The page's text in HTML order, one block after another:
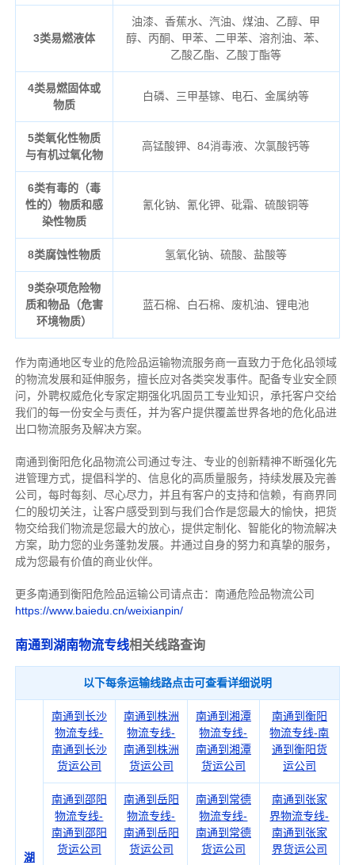
3类易燃液体
油漆、香蕉水、汽油、煤油、乙醇、甲
醇、丙酮、甲苯、二甲苯、溶剂油、苯、
乙酸乙酯、乙酸丁酯等
4类易燃固体或
物质
白磷、三甲基镓、电石、金属纳等
5类氧化性物质
与有机过氧化物
高锰酸钾、84消毒液、次氯酸钙等
6类有毒的（毒
性的）物质和感
染性物质
氰化钠、氰化钾、砒霜、硫酸铜等
8类腐蚀性物质 氢氧化钠、硫酸、盐酸等
9类杂项危险物
质和物品（危害
环境物质）
蓝石棉、白石棉、废机油、锂电池
作为南通地区专业的危险品运输物流服务商一直致力于危化品领域
的物流发展和延伸服务，擅长应对各类突发事件。配备专业安全顾
问，外聘权威危化专家定期强化巩固员工专业知识，承托客户交给
我们的每一份安全与责任，并为客户提供覆盖世界各地的危化品进
出口物流服务及解决方案。
南通到衡阳危化品物流公司通过专注、专业的创新精神不断强化先
进管理方式，提倡科学的、信息化的高质量服务，持续发展及完善
公司，每时每刻、尽心尽力， 并且有客户的支持和信赖，有商界同
仁的殷切关注， 让客户感受到到与我们合作是您最大的愉快，把货
物交给我们物流是您最大的放心，提供定制化、智能化的物流解决
方案，助力您的业务蓬勃发展。 并通过自身的努力和真挚的服务，
成为您最有价值的商业伙伴。
更多南通到衡阳危险品运输公司请点击：南通危险品物流公司
https://www.baiedu.cn/weixianpin/
南通到湖南物流专线相关线路查询
以下每条运输线路点击可查看详细说明
湖
南通到长沙
物流专线-
南通到长沙
货运公司
南通到株洲
物流专线-
南通到株洲
货运公司
南通到湘潭
物流专线-
南通到湘潭
货运公司
南通到衡阳
物流专线-南
通到衡阳货
运公司
南通到邵阳
物流专线-
南通到邵阳
货运公司
南通到岳阳
物流专线-
南通到岳阳
货运公司
南通到常德
物流专线-
南通到常德
货运公司
南通到张家
界物流专线-
南通到张家
界货运公司